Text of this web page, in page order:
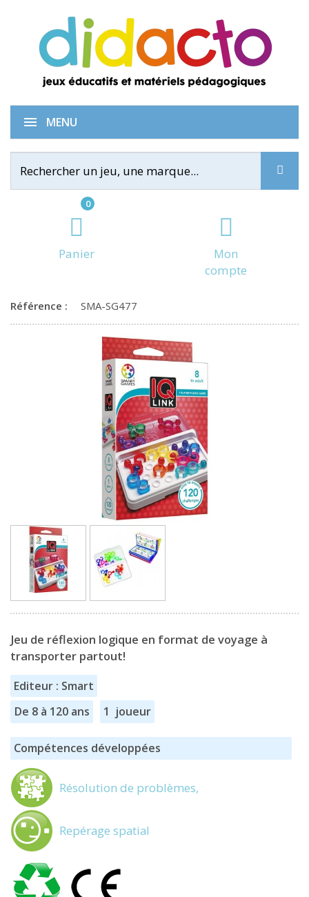
0
Panier
Mon
compte
MENU
IQ Link
Référence : SMA-SG477
Jeu de réflexion logique en format de voyage à
transporter partout!
Editeur : Smart
De 8 à 120 ans
1 joueur
Compétences développées
Résolution de problèmes,
Repérage spatial